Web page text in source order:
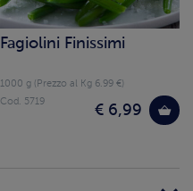
Fagiolini Finissimi
1000 g (Prezzo al Kg 6.99 €)
€ 6,99
Cod. 5719